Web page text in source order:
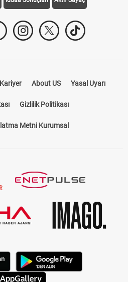
iddaa Sonuçları Aktif Sayaç